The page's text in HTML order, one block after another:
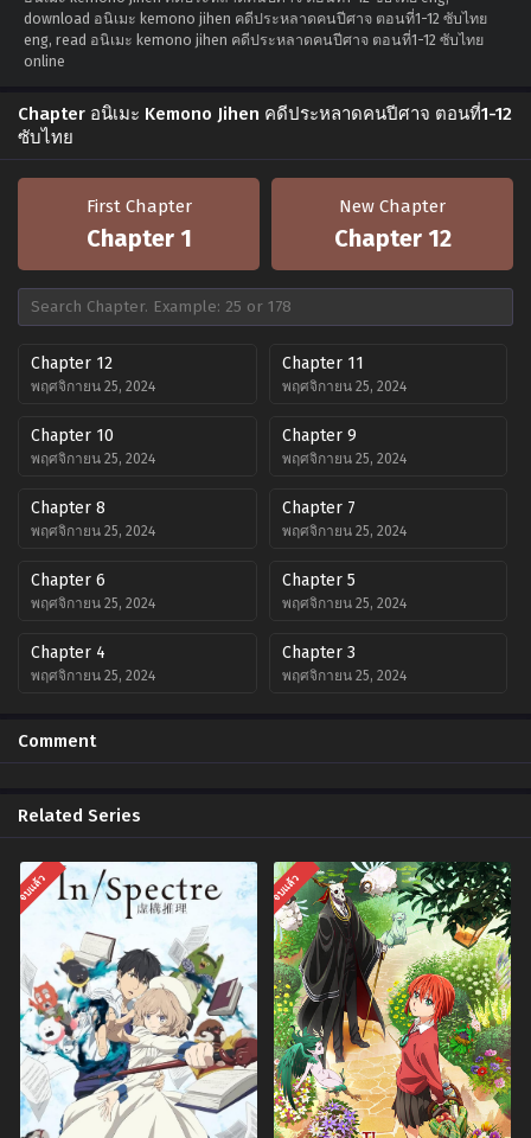
download อนิเมะ kemono jihen คดีประหลาดคนปีศาจ ตอนที่1-12 ซับไทย
eng, read อนิเมะ kemono jihen คดีประหลาดคนปีศาจ ตอนที่1-12 ซับไทย
online
Chapter อนิเมะ Kemono Jihen คดีประหลาดคนปีศาจ ตอนที่1-12
ซับไทย
First Chapter
Chapter 1
New Chapter
Chapter 12
Chapter 12
พฤศจิกายน 25, 2024
Chapter 11
พฤศจิกายน 25, 2024
Chapter 10
พฤศจิกายน 25, 2024
Chapter 9
พฤศจิกายน 25, 2024
Chapter 8
พฤศจิกายน 25, 2024
Chapter 7
พฤศจิกายน 25, 2024
Chapter 6
พฤศจิกายน 25, 2024
Chapter 5
พฤศจิกายน 25, 2024
Chapter 4
พฤศจิกายน 25, 2024
Chapter 3
พฤศจิกายน 25, 2024
พฤศจิกายน 25, 2024
Comment
Related Series
จบแล้ว จบแล้ว